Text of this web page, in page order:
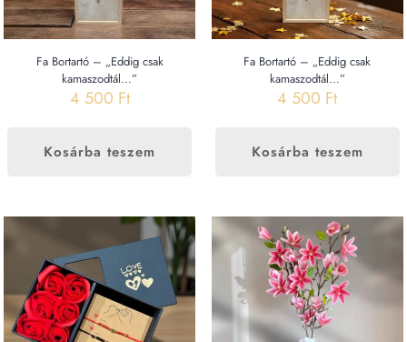
Fa Bortartó – „Eddig csak
kamaszodtál…”
4 500 Ft
Kosárba teszem
Fa Bortartó – „Eddig csak
kamaszodtál…”
4 500 Ft
Kosárba teszem